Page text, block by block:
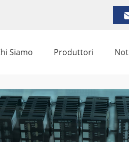
Siamo Produttori